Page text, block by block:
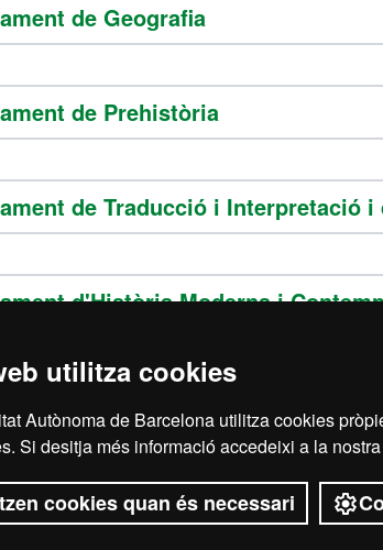
utilitza cookies
Autònoma de Barcelona utilitza cookies
Si desitja més informació accedeixi a la nostra
cookies quan és necessari
de Geografia
de Prehistòria
de Traducció i Interpretació
d'Història Moderna i
Avís legal Protecció de
2026